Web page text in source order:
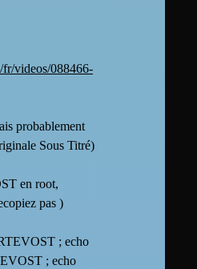
videos/088466-
probablement
Sous Titré)
en root,
pas )
; echo
; echo